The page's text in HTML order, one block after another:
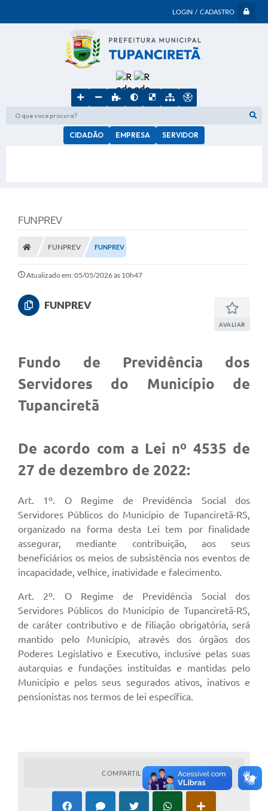
LOGIN / CADASTRO
O que voce procura?
CIDADÃO EMPRESA SERVIDOR
FUNPREV
FUNPREV FUNPREV
Atualizado em: 05/05/2026 às 10h47
FUNPREV
AVALIAR
Fundo de Previdência dos
Servidores do Município de
Tupanciretã
De acordo com a Lei nº 4535 de
27 de dezembro de 2022:
Art. 1º. O Regime de Previdência Social dos
Servidores Públicos do Município de Tupanciretã-RS,
organizado na forma desta Lei tem por finalidade
assegurar, mediante contribuição, aos seus
beneficiários os meios de subsistência nos eventos de
incapacidade, velhice, inatividade e falecimento.
Art. 2º. O Regime de Previdência Social dos
Servidores Públicos do Município de Tupanciretã-RS,
de caráter contributivo e de filiação obrigatória, será
mantido pelo Município, através dos órgãos dos
Poderes Legislativo e Executivo, inclusive pelas suas
autarquias e fundações instituídas e mantidas pelo
Município e pelos seus segurados ativos, inativos e
pensionistas nos termos de lei específica.
COMPARTILHAR